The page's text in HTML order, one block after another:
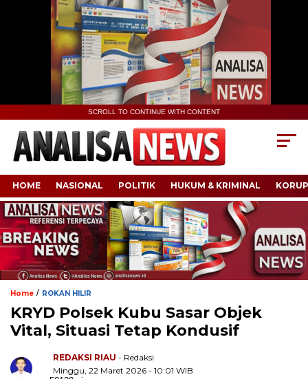
SCROLL TO CONTINUE WITH CONTENT
HOME NASIONAL POLITIK HUKUM & KRIMINAL
Home / ROKAN HILIR
KRYD Polsek Kubu Sasar Objek
Vital, Situasi Tetap Kondusif
REDAKSI RIAU - Redaksi
Minggu, 22 Maret 2026 - 10:01 WIB